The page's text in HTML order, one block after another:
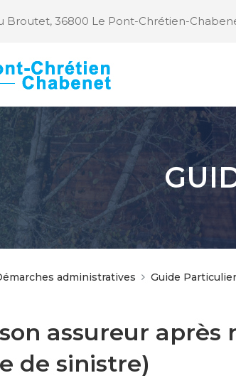
Broutet, 36800 Le Pont-Chrétien-
administratives Guide
assureur
de sinistre)